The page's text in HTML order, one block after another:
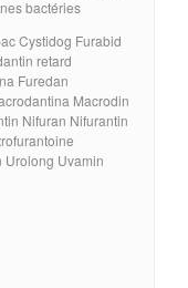
bactéries
Cystidog Furabid
retard
Furedan
Macrodin
Nifuran Nifurantin
Urolong Uvamin